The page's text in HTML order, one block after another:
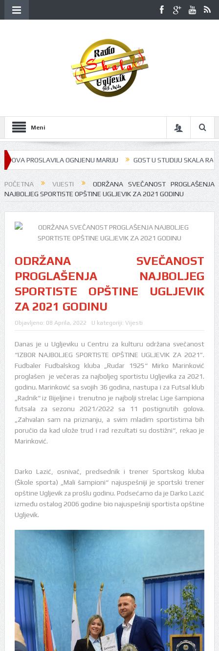
Meni
OGNJENU MARIJU GOST U STUDIJU SKALA RADIJA BILA JE
POČETNA VIJESTI
ODRŽANA SVEČANOST PROGLAŠENJA
NAJBOLJEG SPORTISTE OPŠTINE UGLJEVIK ZA 2021 GODINU
ODRŽANA SVEČANOST
PROGLAŠENJA NAJBOLJEG
SPORTISTE OPŠTINE UGLJEVIK
ZA 2021 GODINU
Objavljeno: 08 Aprila, 2022 U kategoriji: Vijesti
Danas je u Ugljeviku u Centru za kulturu održana svečanost
“IZBOR NAJBOLJEG SPORTISTE OPŠTINE UGLJEVIK ZA 2021”.
Fudbaler Fudbalskog kluba „Rudar 1925“ Mirko Marinković
proglašen je večeras za najboljeg sportistu Ugljevika za 2021.
godinu. Marinković sa svojih 36 godina, nastupa i za Futsal klub
„Radnik“ iz Bijeljine i trenutno je najbolji strelac Lige šampiona
futsala za sezonu 2021/2022 sa 11 postignutih golova.
„Zahvalan sam na priznanju, a svim mladim sportistima bih
poručio da kad ulože trud i rad rezultati su dostižni“, rekao je
Marinković.
Darko Lazić, osnivač, predsednik i trener Sportskog kluba
(Škole sporta) „Mali šampioni“ najuspešniji je sportski trener
opštine Ugljevik za prošlu godinu. Podsećamo da je Darko Lazić
između ostalog 2006 godine bio najuspešniji sportista opštine
Ugljevik.